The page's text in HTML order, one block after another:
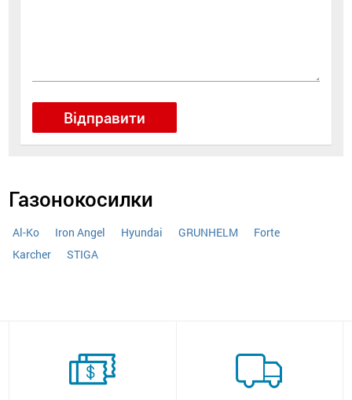
Відправити
Газонокосилки
Al-Ko Iron Angel Hyundai GRUNHELM
Forte
Karcher
STIGA